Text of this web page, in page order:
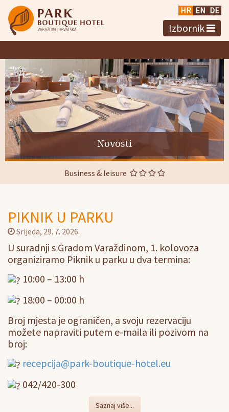
HR EN DE
Izbornik
Novosti
Business & leisure
PIKNIK U PARKU
Srijeda, 29. 7. 2026.
U suradnji s Gradom Varaždinom, 1. kolovoza
organiziramo Piknik u parku u dva termina:
10:00 – 13:00 h
18:00 – 00:00 h
Broj mjesta je ograničen, a svoju rezervaciju
možete napraviti putem e-maila ili pozivom na
broj:
recepcija@park-boutique-hotel.eu
042/420-300
Saznaj više...